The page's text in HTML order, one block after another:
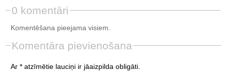
0 komentāri
Komentēšana pieejama visiem.
Komentāra pievienošana
Ar * atzīmētie lauciņi ir jāaizpilda obligāti.